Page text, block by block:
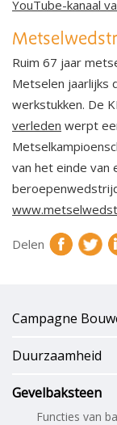
Campagne
Duurzaamheid
Gevelbaksteen
Functies van
YouTube-kanaal
Ruim 67 jaar
Metselen jaarlijks
werkstukken. De
verleden werpt
van het einde van
Delen